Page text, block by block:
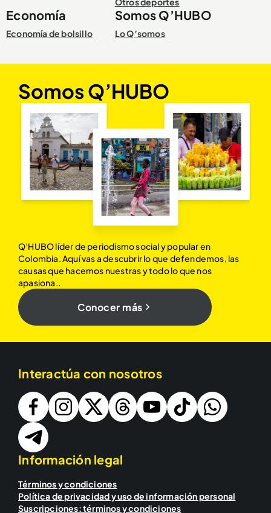
Economía
Economía de bolsillo
Somos Q’HUBO
Lo Q’somos
Somos Q’HUBO
Q’HUBO líder de periodismo social y popular en
Colombia. Aquí vas a descubrir lo que defendemos, las
causas que hacemos nuestras y todo lo que nos
apasiona..
Conocer más
Interactúa con nosotros
Información legal
Términos y condiciones
Política de privacidad y uso de información personal
Suscripciones: términos y condiciones